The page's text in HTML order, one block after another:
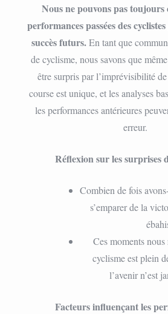
Nous ne pouvons pas
performances passées des
succès futurs.En tant que
de cyclisme, nous savons que
être surpris par l’imprévisibilité
course est unique, et les analyses
les performances antérieures
erreur.
Réflexion sur les surprises
Combien de fois
s’emparer de la
Ces moments
cyclisme est plein
l’avenir n’est
Facteurs influençant les